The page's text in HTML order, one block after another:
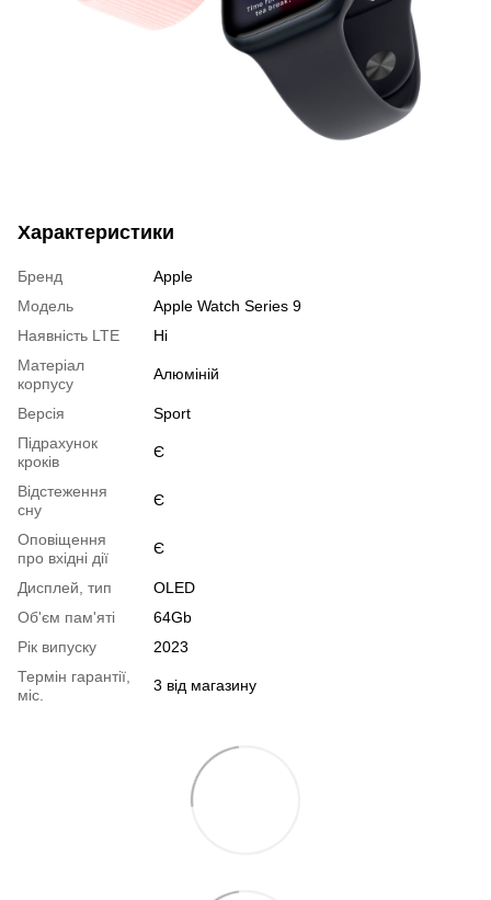
Характеристики
Бренд
Apple
Модель
Apple Watch Series 9
Наявність LTE
Ні
Матеріал
корпусу
Алюміній
Версія
Sport
Підрахунок
кроків
Є
Відстеження
сну
Є
Оповіщення
про вхідні дії
Є
Дисплей, тип
OLED
Об'єм пам'яті
64Gb
Рік випуску
2023
Термін гарантії,
міс.
3 від магазину